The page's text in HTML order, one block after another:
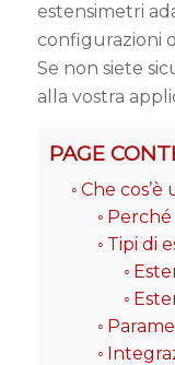
estensimetri
configurazioni
Se non siete
alla vostra
PAGE
Che
Tipi di